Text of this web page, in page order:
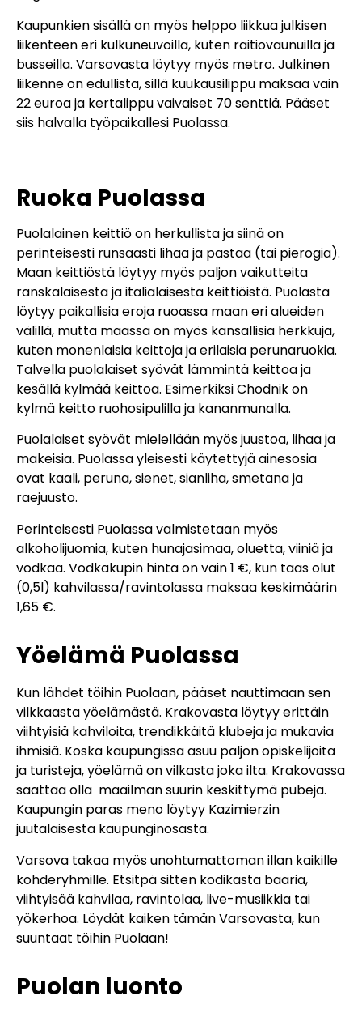
Kaupunkien sisällä on myös helppo liikkua julkisen
liikenteen eri kulkuneuvoilla, kuten raitiovaunuilla ja
busseilla. Varsovasta löytyy myös metro. Julkinen
liikenne on edullista, sillä kuukausilippu maksaa vain
22 euroa ja kertalippu vaivaiset 70 senttiä. Pääset
siis halvalla työpaikallesi Puolassa.
Ruoka Puolassa
Puolalainen keittiö on herkullista ja siinä on
perinteisesti runsaasti lihaa ja pastaa (tai pierogia).
Maan keittiöstä löytyy myös paljon vaikutteita
ranskalaisesta ja italialaisesta keittiöistä. Puolasta
löytyy paikallisia eroja ruoassa maan eri alueiden
välillä, mutta maassa on myös kansallisia herkkuja,
kuten monenlaisia ​​keittoja ja erilaisia ​​perunaruokia.
Talvella puolalaiset syövät lämmintä keittoa ja
kesällä kylmää keittoa. Esimerkiksi Chodnik on
kylmä keitto ruohosipulilla ja kananmunalla.
Puolalaiset syövät mielellään myös juustoa, lihaa ja
makeisia. Puolassa yleisesti käytettyjä ainesosia
ovat kaali, peruna, sienet, sianliha, smetana ja
raejuusto.
Perinteisesti Puolassa valmistetaan myös
alkoholijuomia, kuten hunajasimaa, oluetta, viiniä ja
vodkaa. Vodkakupin hinta on vain 1 €, kun taas olut
(0,5l) kahvilassa/ravintolassa maksaa keskimäärin
1,65 €.
Yöelämä Puolassa
Kun lähdet töihin Puolaan, pääset nauttimaan sen
vilkkaasta yöelämästä. Krakovasta löytyy erittäin
viihtyisiä kahviloita, trendikkäitä klubeja ja mukavia
ihmisiä. Koska kaupungissa asuu paljon opiskelijoita
ja turisteja, yöelämä on vilkasta joka ilta. Krakovassa
saattaa olla maailman suurin keskittymä pubeja.
Kaupungin paras meno löytyy Kazimierzin
juutalaisesta kaupunginosasta.
Varsova takaa myös unohtumattoman illan kaikille
kohderyhmille. Etsitpä sitten kodikasta baaria,
viihtyisää kahvilaa, ravintolaa, live-musiikkia tai
yökerhoa. Löydät kaiken tämän Varsovasta, kun
suuntaat töihin Puolaan!
Puolan luonto